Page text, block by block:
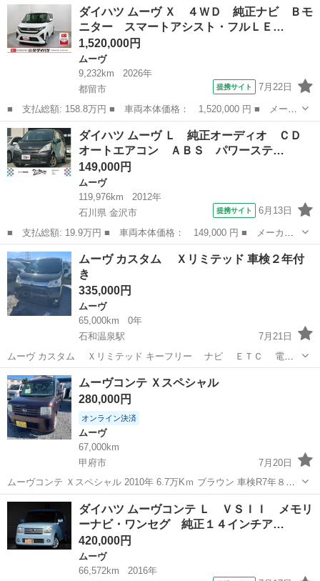
Ｘ ＳＡ エンジンオイル交換済み 下回り防錆塗装済み 車検Ｒ
８．１０ アクセル...
山梨 甲府市 ムーヴ
ダイハツ ムーヴ Ｘ ４ＷＤ 純正ナビ Ｂモ
ニター スマートアシスト・フルＬＥ…
1,520,000円
ムーヴ
9,232km
2026年
都留市
提携サイト 7月22日
■ 支払総額: 158.8万円 ■ 車両本体価格： 1,520,000 円 ■ メーカ
ー名： ダイハツ ■ 車種名： ムーヴ ■ グレード名： Ｘ ４Ｗ
Ｄ 純正ナビ Ｂモニター スマートアシスト・フルＬＥＤヘッドラ
ンプ・１...
山梨 都留市 ムーヴ
ダイハツ ムーヴ Ｌ 純正オーディオ ＣＤ
オートエアコン ＡＢＳ パワーステ…
149,000円
ムーヴ
119,976km
2012年
石川県 金沢市
提携サイト 6月13日
■ 支払総額: 19.9万円 ■ 車両本体価格： 149,000 円 ■ メーカー
名： ダイハツ ■ 車種名： ムーヴ ■ グレード名： Ｌ 純正オ
ーディオ ＣＤ オートエアコン ＡＢＳ パワーステアリング パ
ワーウィンド...
石川 金沢市 ムーヴ
ムーヴ カスタム Ｘリミテッド 車検２年付
き
335,000円
ムーヴ
65,000km
0年
石和温泉駅
7月21日
ムーヴ カスタム Ｘリミテッド キーフリー ナビ ＥＴＣ 電動
格納ミラー 2011年 6.5万Km ブラック 車検２年付き 660cc 総額
335000円 ルーフ塗装し...
山梨 笛吹市 石和温泉駅
ムーヴコンテ Ｘスペシャル
280,000円
オンライン決済
ムーヴ
67,000km
甲府市
7月20日
ムーヴコンテ Ｘスペシャル 2010年 6.7万Kｍ ブラウン 車検R7年８月
660cc 天井ボンネット塗装してあります 格安で出してますので値引き
交渉ご遠慮ください 多忙ですので...
山梨 甲府市 ムーヴ ムーヴコンテ
ダイハツ ムーヴコンテ Ｌ ＶＳＩＩ メモリ
ーナビ・ワンセグ 純正１４インチア…
420,000円
ムーヴ
66,572km
2016年